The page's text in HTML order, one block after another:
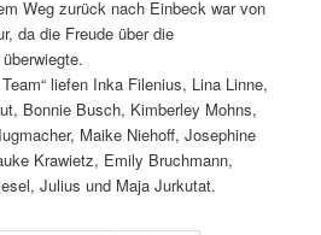
Weg zurück nach Einbeck war von
da die Freude über die
liefen Inka Filenius, Lina Linne,
Bonnie Busch, Kimberley Mohns,
Maike Niehoff, Josephine
Krawietz, Emily Bruchmann,
Julius und Maja Jurkutat.